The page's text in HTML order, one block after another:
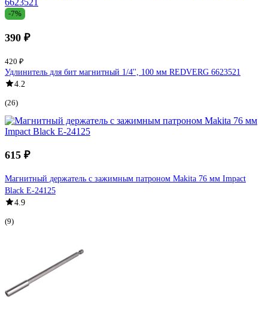
-7%
390 ₽
420 ₽
Удлинитель для бит магнитный 1/4'', 100 мм REDVERG 6623521
4.2
(26)
615 ₽
Магнитный держатель с зажимным патроном Makita 76 мм Impact
Black E-24125
4.9
(9)